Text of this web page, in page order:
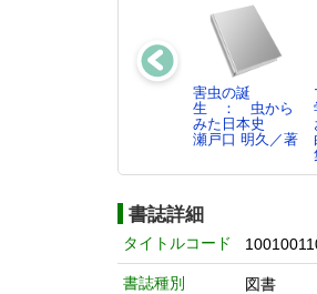
害虫の誕
生 ： 虫から
みた日本史
瀬戸口 明久／著
書誌詳細
タイトルコード
書誌種別 図書